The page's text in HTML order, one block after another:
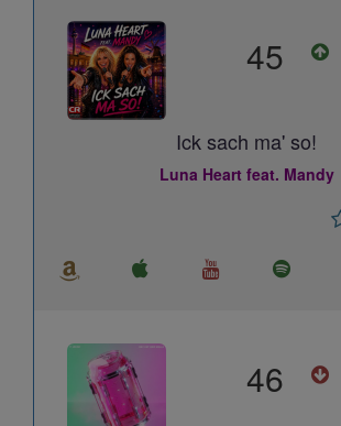
45
Ick sach ma' so!
Luna Heart feat. Mandy
46